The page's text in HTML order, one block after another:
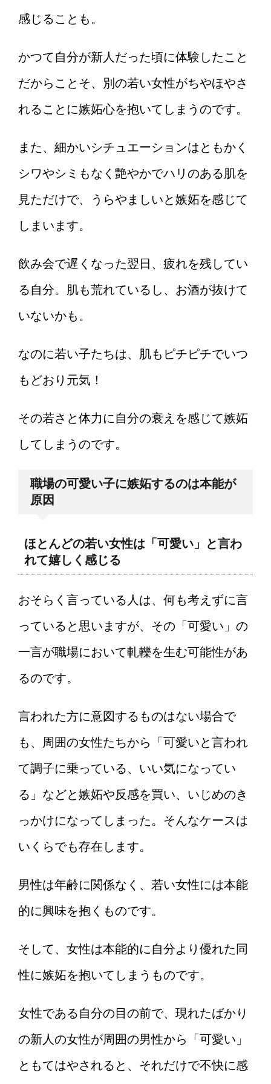
感じることも。
かつて自分が新人だった頃に体験したこと
だからことそ、別の若い女性がちやほやさ
れることに嫉妬心を抱いてしまうのです。
また、細かいシチュエーションはともかく
シワやシミもなく艶やかでハリのある肌を
見ただけで、うらやましいと嫉妬を感じて
しまいます。
飲み会で遅くなった翌日、疲れを残してい
る自分。肌も荒れているし、お酒が抜けて
いないかも。
なのに若い子たちは、肌もピチピチでいつ
もどおり元気！
その若さと体力に自分の衰えを感じて嫉妬
してしまうのです。
職場の可愛い子に嫉妬するのは本能が
原因
ほとんどの若い女性は「可愛い」と言わ
れて嬉しく感じる
おそらく言っている人は、何も考えずに言
っていると思いますが、その「可愛い」の
一言が職場において軋轢を生む可能性があ
るのです。
言われた方に意図するものはない場合で
も、周囲の女性たちから「可愛いと言われ
て調子に乗っている、いい気になってい
る」などと嫉妬や反感を買い、いじめのき
っかけになってしまった。そんなケースは
いくらでも存在します。
男性は年齢に関係なく、若い女性には本能
的に興味を抱くものです。
そして、女性は本能的に自分より優れた同
性に嫉妬を抱いてしまうものです。
女性である自分の目の前で、現れたばかり
の新人の女性が周囲の男性から「可愛い」
ともてはやされると、それだけで不快に感